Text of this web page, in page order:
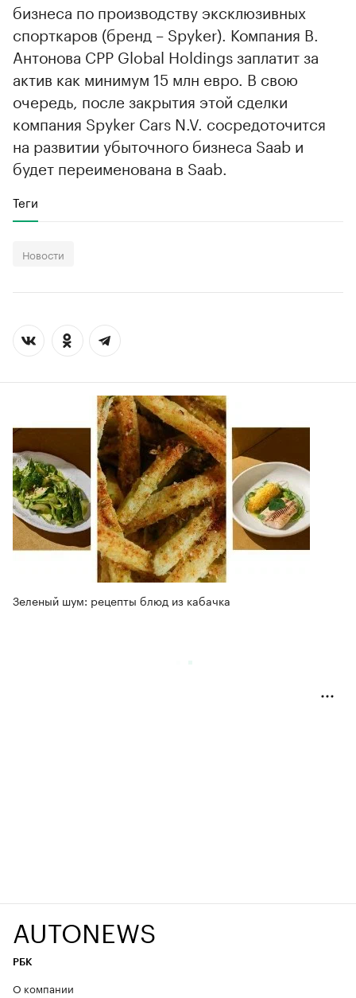
бизнеса по производству эксклюзивных
спорткаров (бренд – Spyker). Компания В.
Антонова CPP Global Holdings заплатит за
актив как минимум 15 млн евро. В свою
очередь, после закрытия этой сделки
компания Spyker Cars N.V. сосредоточится
на развитии убыточного бизнеса Saab и
будет переименована в Saab.
Теги
Новости
Зеленый шум: рецепты блюд из кабачка
AUTONEWS
РБК
О компании